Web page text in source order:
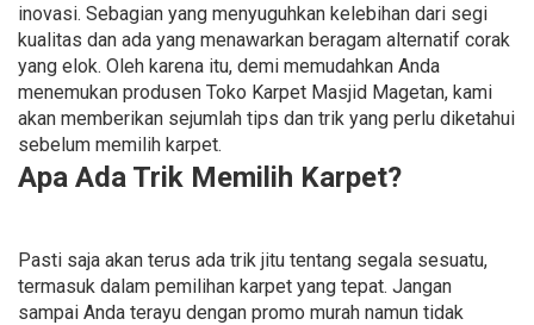
inovasi. Sebagian yang menyuguhkan kelebihan dari segi
kualitas dan ada yang menawarkan beragam alternatif corak
yang elok. Oleh karena itu, demi memudahkan Anda
menemukan produsen Toko Karpet Masjid Magetan, kami
akan memberikan sejumlah tips dan trik yang perlu diketahui
sebelum memilih karpet.
Apa Ada Trik Memilih Karpet?
Pasti saja akan terus ada trik jitu tentang segala sesuatu,
termasuk dalam pemilihan karpet yang tepat. Jangan
sampai Anda terayu dengan promo murah namun tidak